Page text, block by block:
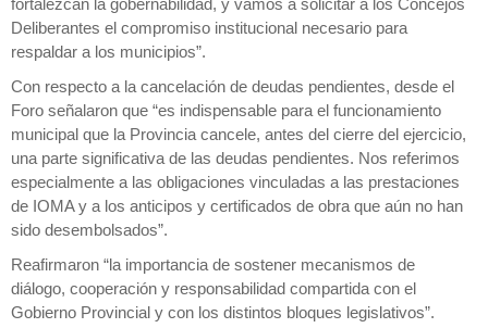
fortalezcan la gobernabilidad, y vamos a solicitar a los Concejos
Deliberantes el compromiso institucional necesario para
respaldar a los municipios”.
Con respecto a la cancelación de deudas pendientes, desde el
Foro señalaron que “es indispensable para el funcionamiento
municipal que la Provincia cancele, antes del cierre del ejercicio,
una parte significativa de las deudas pendientes. Nos referimos
especialmente a las obligaciones vinculadas a las prestaciones
de IOMA y a los anticipos y certificados de obra que aún no han
sido desembolsados”.
Reafirmaron “la importancia de sostener mecanismos de
diálogo, cooperación y responsabilidad compartida con el
Gobierno Provincial y con los distintos bloques legislativos”.